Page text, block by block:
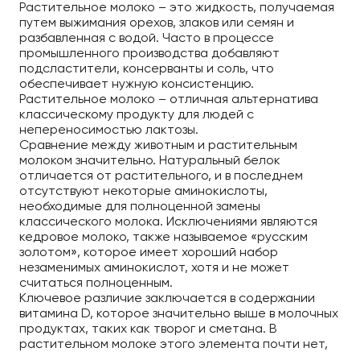
Растительное молоко – это жидкость, получаемая
путем выжимания орехов, злаков или семян и
разбавленная с водой. Часто в процессе
промышленного производства добавляют
подсластители, консерванты и соль, что
обеспечивает нужную консистенцию.
Растительное молоко – отличная альтернатива
классическому продукту для людей с
непереносимостью лактозы.
Сравнение между животным и растительным
молоком значительно. Натуральный белок
отличается от растительного, и в последнем
отсутствуют некоторые аминокислоты,
необходимые для полноценной замены
классического молока. Исключениями являются
кедровое молоко, также называемое «русским
золотом», которое имеет хороший набор
незаменимых аминокислот, хотя и не может
считаться полноценным.
Ключевое различие заключается в содержании
витамина D, которое значительно выше в молочных
продуктах, таких как творог и сметана. В
растительном молоке этого элемента почти нет,